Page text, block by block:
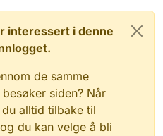
interessert i denne
de samme
siden? Når
alltid tilbake til
du kan velge å bli